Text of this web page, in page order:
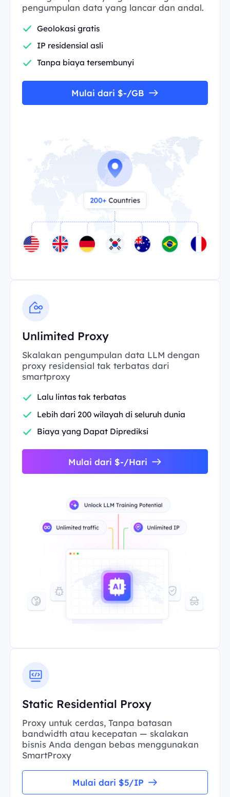
pengumpulan data yang lancar dan andal.
Geolokasi gratis
IP residensial asli
Tanpa biaya tersembunyi
Mulai dari $-/GB
Unlimited Proxy
Skalakan pengumpulan data LLM dengan
proxy residensial tak terbatas dari
smartproxy
Lalu lintas tak terbatas
Lebih dari 200 wilayah di seluruh dunia
Biaya yang Dapat Diprediksi
Mulai dari $-/Hari
Static Residential Proxy
Proxy untuk cerdas, Tanpa batasan
bandwidth atau kecepatan — skalakan
bisnis Anda dengan bebas menggunakan
SmartProxy
Mulai dari $5/IP